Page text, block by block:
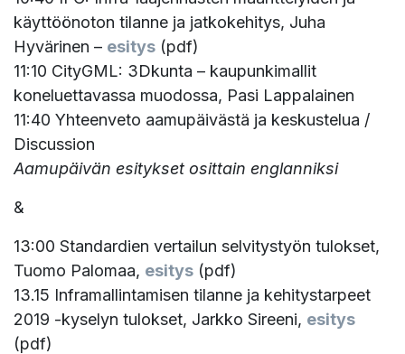
käyttöönoton tilanne ja jatkokehitys, Juha
Hyvärinen – esitys (pdf)
11:10 CityGML: 3Dkunta – kaupunkimallit
koneluettavassa muodossa, Pasi Lappalainen
11:40 Yhteenveto aamupäivästä ja keskustelua /
Discussion
Aamupäivän esitykset osittain englanniksi
&
13:00 Standardien vertailun selvitystyön tulokset,
Tuomo Palomaa, esitys (pdf)
13.15 Inframallintamisen tilanne ja kehitystarpeet
2019 -kyselyn tulokset, Jarkko Sireeni, esitys
(pdf)